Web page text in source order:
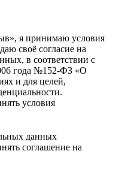
я принимаю условия
своё согласие на
в соответствии с
года №152-ФЗ «О
и для целей,
условия
данных
соглашение на